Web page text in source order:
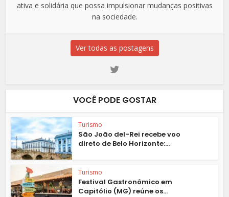
ativa e solidária que possa impulsionar mudanças positivas
na sociedade.
Ver todas as postagens
VOCÊ PODE GOSTAR
Turismo
São João del-Rei recebe voo
direto de Belo Horizonte:...
Turismo
Festival Gastronômico em
Capitólio (MG) reúne os...